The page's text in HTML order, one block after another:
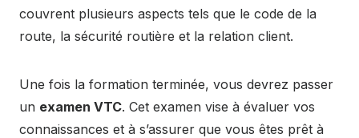
couvrent plusieurs aspects tels que le code de la
route, la sécurité routière et la relation client.
Une fois la formation terminée, vous devrez passer
un examen VTC. Cet examen vise à évaluer vos
connaissances et à s’assurer que vous êtes prêt à